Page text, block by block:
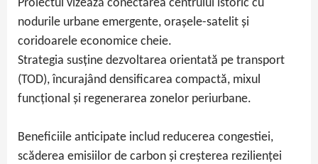
Proiectul vizează conectarea centrului istoric cu
nodurile urbane emergente, orașele-satelit și
coridoarele economice cheie.
Strategia susține dezvoltarea orientată pe transport
(TOD), încurajând densificarea compactă, mixul
funcțional și regenerarea zonelor periurbane.
Beneficiile anticipate includ reducerea congestiei,
scăderea emisiilor de carbon și creșterea rezilienței